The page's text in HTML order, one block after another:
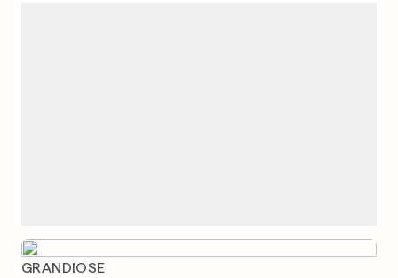
GRANDIOSE